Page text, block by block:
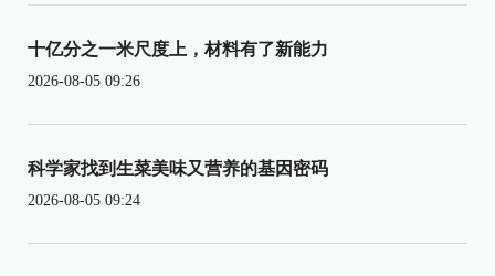
十亿分之一米尺度上，材料有了新能力
2026-08-05 09:26
科学家找到生菜美味又营养的基因密码
2026-08-05 09:24